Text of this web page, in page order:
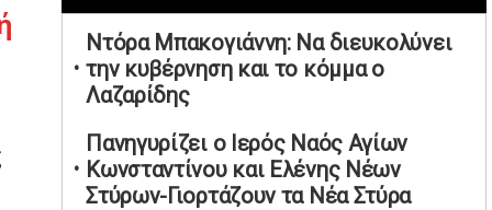
Ηνωμένα Αραβικά Εμιράτα: Αίρουν
τους περιορισμούς στον εναέριο χώρο
02/05/2026 | 17:16
Η Αθηνά Λινού αφήνει ανοιχτό το
ενδεχόμενο ένταξης στον νέο
πολιτικό φορέα Τσίπρα
Ντόρα Μπακογιάννη: Να διευκολύνει
την κυβέρνηση και το κόμμα ο
Λαζαρίδης
Πανηγυρίζει ο Ιερός Ναός Αγίων
Κωνσταντίνου και Ελένης Νέων
Στύρων-Γιορτάζουν τα Νέα Στύρα